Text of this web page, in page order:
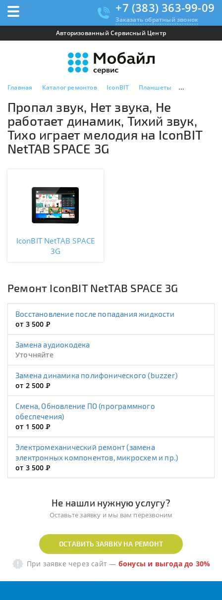
+7 (383) 363-99-09
Заказать обратный звонок
Авторизованный Сервисный Центр
Главная Каталог ремонтов IconBIT Планшеты IconBIT
Пропал звук, Нет звука, Не
работает динамик, Тихий звук,
Тихо играет мелодия на IconBIT
NetTAB SPACE 3G
IconBIT NetTAB SPACE
3G
Ремонт IconBIT NetTAB SPACE 3G
Восстановление после попадания жидкости
от 3 500Р
Замена аудиокодека
Уточняйте
Замена динамика полифонического (buzzer)
от 2 500Р
Смена, Обновление ПО (программного
обеспечения)
от 1 500Р
Электромеханический ремонт (замена
электронных компонентов, микросхем и пр.)
от 3 500Р
Не нашли нужную услугу?
Оставьте заявку и мы вам перезвоним
ОСТАВИТЬ ЗАЯВКУ НА РЕМОНТ
При заявке через сайт — бонусы и выгода до 30%